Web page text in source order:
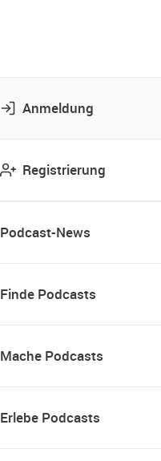
Anmeldung
Registrierung
Podcast-News
Finde Podcasts
Mache Podcasts
Erlebe Podcasts